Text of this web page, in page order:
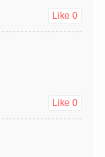
Like 0
Like 0